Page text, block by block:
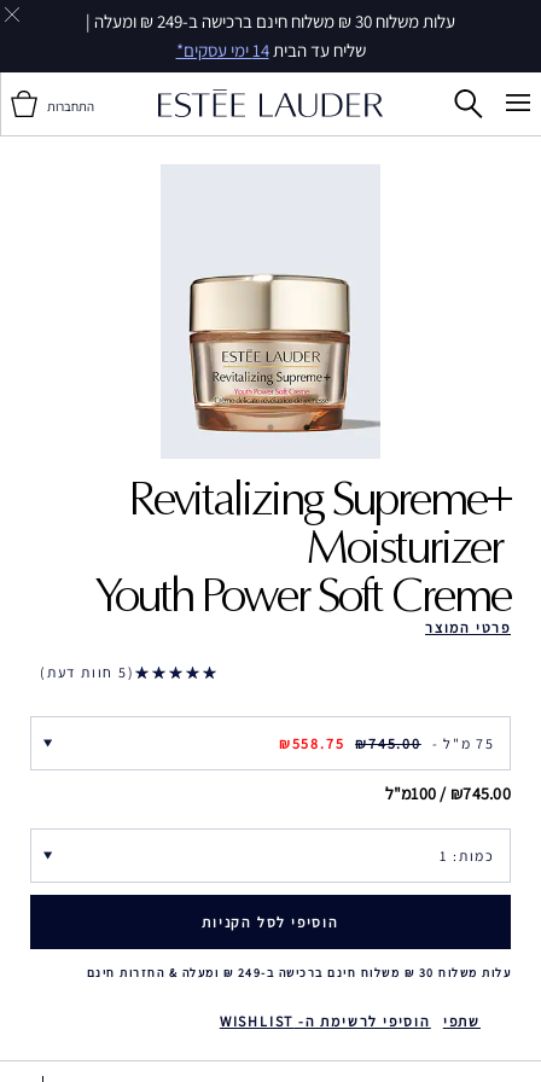
עלות משלוח 30 ₪ משלוח חינם ברכישה ב-249 ₪ ומעלה |
שליח עד הבית14 ימי עסקים*
התחברות
Revitalizing Supreme+
Moisturizer ‎
Youth Power Soft Creme
פרטי המוצר
5 חוות דעת
75 מ"ל - ₪745.00
₪558.75
₪745.00 / 100מ"ל
הוסיפי לסל הקניות
עלות משלוח 30 ₪ משלוח חינם ברכישה ב-249 ₪ ומעלה & החזרות חינם
שתפי הוסיפי לרשימת ה- WISHLIST